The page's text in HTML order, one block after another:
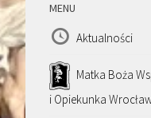
MENU
Aktualności
Matka Boża
i Opiekunka